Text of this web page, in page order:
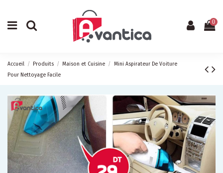
0
Accueil Produits Maison et Cuisine
Mini Aspirateur De Voiture
Pour Nettoyage Facile